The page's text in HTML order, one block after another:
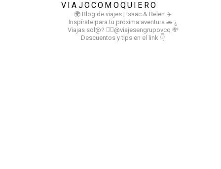
VIAJOCOMOQUIERO
🌍 Blog de viajes | Isaac & Belen ✈️
Inspírate para tu proxima aventura 🚗 ¿
Viajas sol@? 👉🏻@viajesengrupovcq 💸
Descuentos y tips en el link 👇